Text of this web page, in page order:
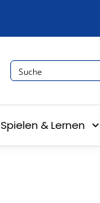
Spielen & Lernen